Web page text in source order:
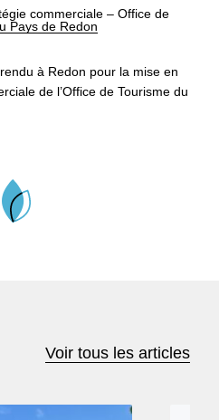
commerciale – Office de
Pays de Redon
à Redon pour la mise en
de l’Office de Tourisme du
Voir tous les articles